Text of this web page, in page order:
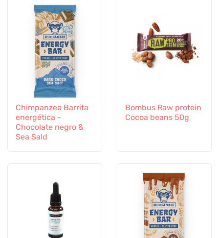
Chimpanzee Barrita
energética -
Chocolate negro &
Sea Sald
Bombus Raw protein
Cocoa beans 50g